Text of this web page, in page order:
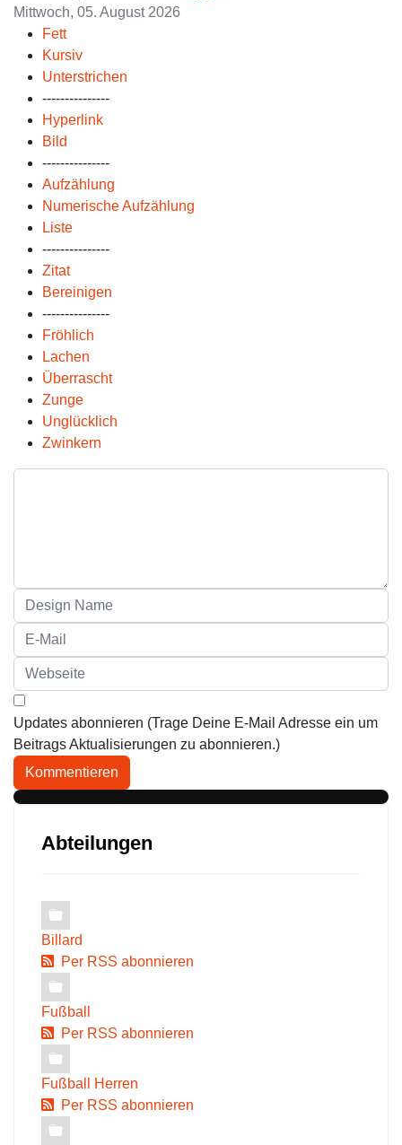
Mittwoch, 05. August 2026
Fett
Kursiv
Unterstrichen
---------------
Hyperlink
Bild
---------------
Aufzählung
Numerische Aufzählung
Liste
---------------
Zitat
Bereinigen
---------------
Fröhlich
Lachen
Überrascht
Zunge
Unglücklich
Zwinkern
Updates abonnieren (Trage Deine E-Mail Adresse ein um
Beitrags Aktualisierungen zu abonnieren.)
Kommentieren
Abteilungen
Billard
Per RSS abonnieren
Fußball
Per RSS abonnieren
Fußball Herren
Per RSS abonnieren